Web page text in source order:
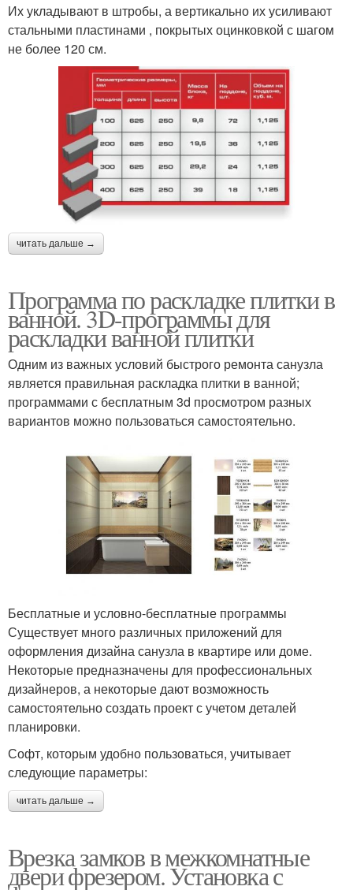
Их укладывают в штробы, а вертикально их усиливают
стальными пластинами , покрытых оцинковкой с шагом
не более 120 см.
читать дальше →
Программа по раскладке плитки в
ванной. 3D-программы для
раскладки ванной плитки
Одним из важных условий быстрого ремонта санузла
является правильная раскладка плитки в ванной;
программами с бесплатным 3d просмотром разных
вариантов можно пользоваться самостоятельно.
Бесплатные и условно-бесплатные программы
Существует много различных приложений для
оформления дизайна санузла в квартире или доме.
Некоторые предназначены для профессиональных
дизайнеров, а некоторые дают возможность
самостоятельно создать проект с учетом деталей
планировки.
Софт, которым удобно пользоваться, учитывает
следующие параметры:
читать дальше →
Врезка замков в межкомнатные
двери фрезером. Установка с